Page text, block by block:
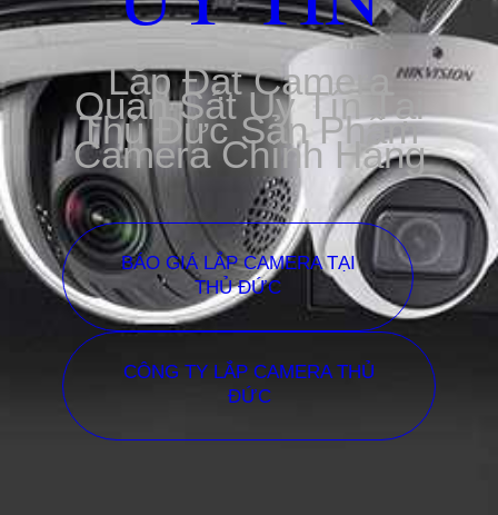
Lắp Đặt Camera
Quan Sát Uy Tín Tại
Thủ Đức Sản Phẩm
Camera Chính Hãng
BÁO GIÁ LẮP CAMERA TẠI
THỦ ĐỨC
CÔNG TY LẮP CAMERA THỦ
ĐỨC